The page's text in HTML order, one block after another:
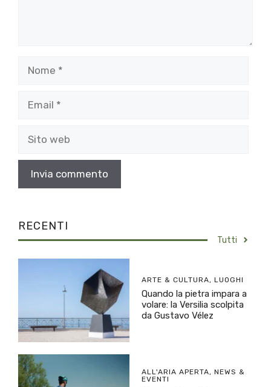
web
RECENTI
Tutti
ARTE & CULTURA, LUOGHI
Quando la pietra impara a
volare: la Versilia scolpita
da Gustavo Vélez
ALL'ARIA APERTA, NEWS &
EVENTI